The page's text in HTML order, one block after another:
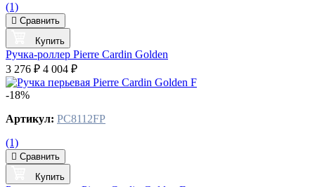
(1)
Сравнить
Купить
Ручка-роллер Pierre Cardin Golden
3 276 ₽ 4 004 ₽
-18%
Артикул: PC8112FP
(1)
Сравнить
Купить